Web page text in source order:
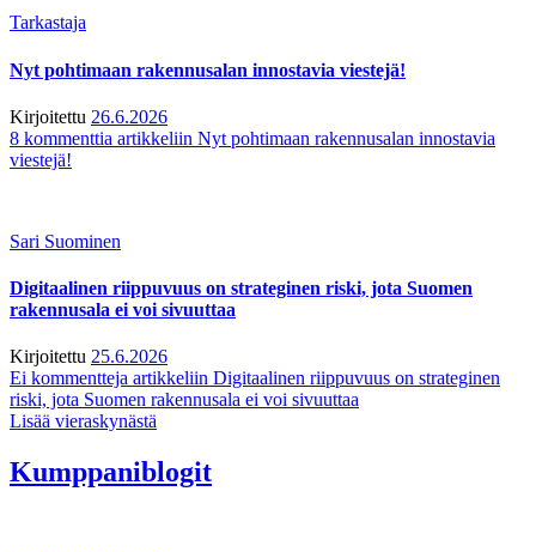
Tarkastaja
Nyt pohtimaan rakennusalan innostavia viestejä!
Kirjoitettu 26.6.2026
8 kommenttia artikkeliin Nyt pohtimaan rakennusalan innostavia
viestejä!
Sari Suominen
Digitaalinen riippuvuus on strateginen riski, jota Suomen
rakennusala ei voi sivuuttaa
Kirjoitettu 25.6.2026
Ei kommentteja artikkeliin Digitaalinen riippuvuus on strateginen
riski, jota Suomen rakennusala ei voi sivuuttaa
Lisää vieraskynästä
Kumppaniblogit